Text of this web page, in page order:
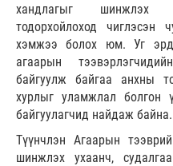
хандлагыг шинжлэх
тодорхойлоход чиглэсэн
хэмжээ болох юм. Уг
агаарын
байгуулж байгаа анхны
хурлыг уламжлал болгон
байгуулагчид найдаж байна.
Түүнчлэн Агаарын
шинжлэх ухаанч,